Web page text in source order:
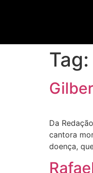
Tag:
Da
cantora
doença,